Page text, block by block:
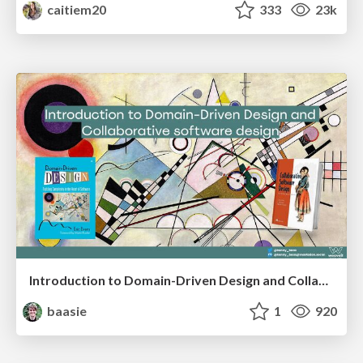
caitiem20
333 23k
Introduction to Domain-Driven Design and Collaborative software design
baasie
1 920